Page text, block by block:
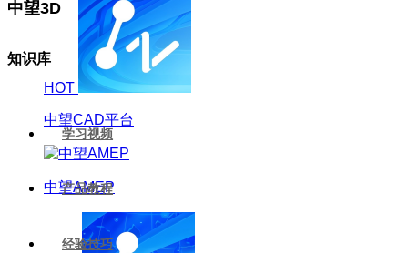
HOT
中望CAD平台
中望AMEP
中望3D
知识库
学习视频
产品教程
经验技巧